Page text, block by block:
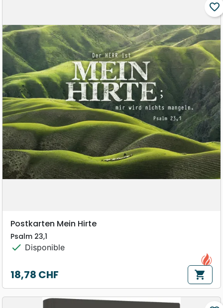
favorite_border
Postkarten Mein Hirte
Psalm 23,1
check Disponible
Prix
18,78 CHF shopping_cart